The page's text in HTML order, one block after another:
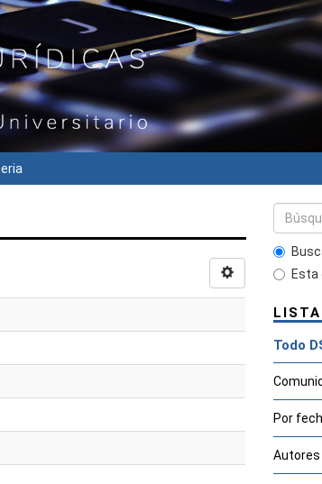
Esta
Todo
Por
Autores